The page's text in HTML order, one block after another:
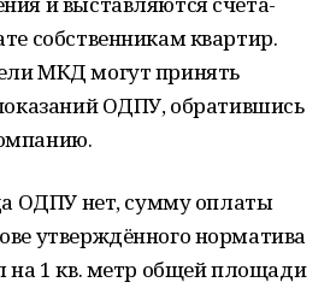
собственникам квартир.
МКД могут принять
ОДПУ, обратившись
ОДПУ нет, сумму оплаты
утверждённого норматива
на 1 кв. метр общей площади